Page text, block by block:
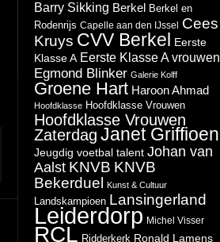
Barry Sikking Berkel Berkel en
Rodenrijs Capelle aan den IJssel
Cees
Kruys CVV Berkel Eerste
Klasse A Eerste Klasse A vrouwen
Egmond Blinker Galerie Kolff
Groene Hart Haroon Ahmad
Hoofdklasse Hoofdklasse Vrouwen
Hoofdklasse Vrouwen
Zaterdag Janet Griffioen
Jeugdig voetbal talent Johan van
Aalst KNVB KNVB
Bekerduel
Kunst & Cultuur
Landskampioen Lansingerland
Leiderdorp Michel Visser
RCL Ridderkerk Ronald Lamens